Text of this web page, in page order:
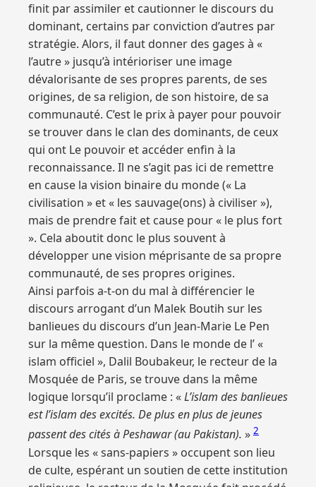
finit par assimiler et cautionner le discours du
dominant, certains par conviction d’autres par
stratégie. Alors, il faut donner des gages à «
l’autre » jusqu’à intérioriser une image
dévalorisante de ses propres parents, de ses
origines, de sa religion, de son histoire, de sa
communauté. C’est le prix à payer pour pouvoir
se trouver dans le clan des dominants, de ceux
qui ont Le pouvoir et accéder enfin à la
reconnaissance. Il ne s’agit pas ici de remettre
en cause la vision binaire du monde (« La
civilisation » et « les sauvage(ons) à civiliser »),
mais de prendre fait et cause pour « le plus fort
». Cela aboutit donc le plus souvent à
développer une vision méprisante de sa propre
communauté, de ses propres origines.
Ainsi parfois a-t-on du mal à différencier le
discours arrogant d’un Malek Boutih sur les
banlieues du discours d’un Jean-Marie Le Pen
sur la même question. Dans le monde de l’ «
islam officiel », Dalil Boubakeur, le recteur de la
Mosquée de Paris, se trouve dans la même
logique lorsqu’il proclame : «L’islam des banlieues
est l’islam des excités. De plus en plus de jeunes
passent des cités à Peshawar (au Pakistan). » 2
Lorsque les « sans-papiers » occupent son lieu
de culte, espérant un soutien de cette institution